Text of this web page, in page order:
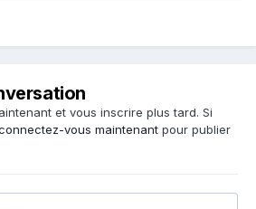
et vous inscrire plus tard. Si
vous maintenant pour publier